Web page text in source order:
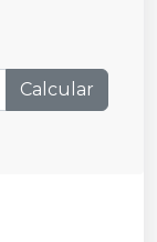
Calcular